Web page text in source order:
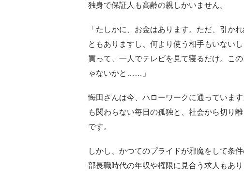
独身で保証人も高齢の親しかいません。
「たしかに、お金はあります。ただ、引か
ともありますし、何より使う相手もいない
買って、一人でテレビを見て寝るだけ。こ
ゃないかと……」
悔田さんは今、ハローワークに通っていま
も関わらない毎日の孤独と、社会から切り
です。
しかし、かつてのプライドが邪魔をして条
部長職時代の年収や権限に見合う求人もあ